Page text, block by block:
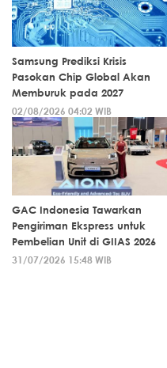
Samsung Prediksi Krisis
Pasokan Chip Global Akan
Memburuk pada 2027
02/08/2026 04:02 WIB
GAC Indonesia Tawarkan
Pengiriman Ekspress untuk
Pembelian Unit di GIIAS 2026
31/07/2026 15:48 WIB